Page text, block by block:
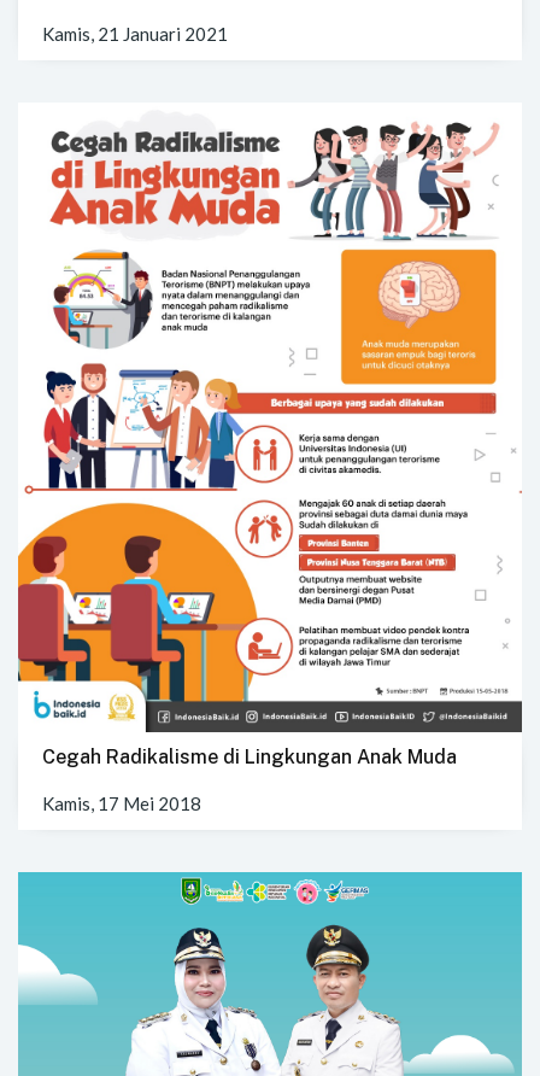
Kamis, 21 Januari 2021
Cegah Radikalisme di Lingkungan Anak Muda
Kamis, 17 Mei 2018